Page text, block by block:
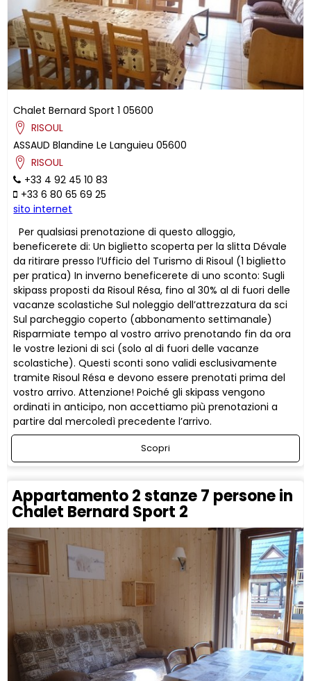
Chalet Bernard Sport 1 05600
RISOUL
ASSAUD Blandine Le Languieu 05600
RISOUL
+33 4 92 45 10 83
+33 6 80 65 69 25
sito internet
Per qualsiasi prenotazione di questo alloggio,
beneficerete di: Un biglietto scoperta per la slitta Dévale
da ritirare presso l’Ufficio del Turismo di Risoul (1 biglietto
per pratica) In inverno beneficerete di uno sconto: Sugli
skipass proposti da Risoul Résa, fino al 30% al di fuori delle
vacanze scolastiche Sul noleggio dell’attrezzatura da sci
Sul parcheggio coperto (abbonamento settimanale)
Risparmiate tempo al vostro arrivo prenotando fin da ora
le vostre lezioni di sci (solo al di fuori delle vacanze
scolastiche). Questi sconti sono validi esclusivamente
tramite Risoul Résa e devono essere prenotati prima del
vostro arrivo. Attenzione! Poiché gli skipass vengono
ordinati in anticipo, non accettiamo più prenotazioni a
partire dal mercoledì precedente l’arrivo.
Scopri
Appartamento 2 stanze 7 persone in
Chalet Bernard Sport 2